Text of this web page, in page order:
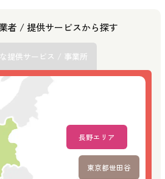
者 / 提供サービスから探す
提供サービス / 事業所
長野エリア
東京都世田谷